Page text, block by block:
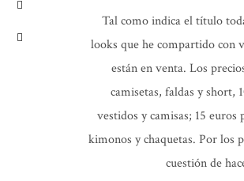
Tal como indica el título
looks que he compartido con
están en venta. Los
camisetas, faldas y short,
vestidos y camisas; 15 euros
kimonos y chaquetas. Por los
cuestión de